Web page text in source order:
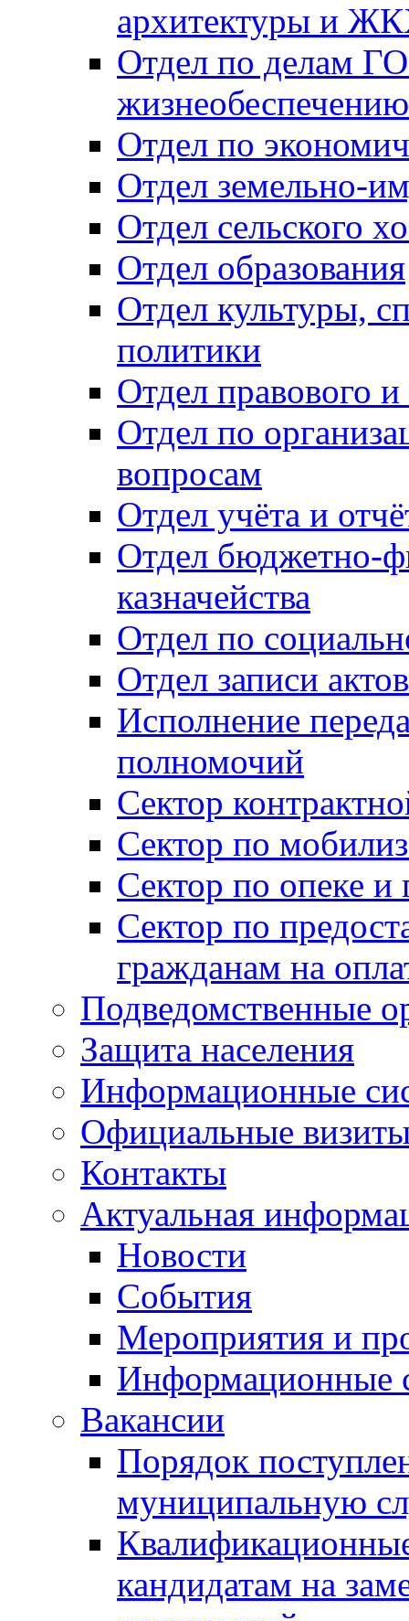
архитектуры и
Отдел по делам
Отдел по
Отдел земельно-
Отдел сельского
Отдел образования
Отдел культуры,
политики
Отдел правового
Отдел по
вопросам
Отдел учёта и
Отдел бюджетно-
казначейства
Отдел по
Отдел записи
Исполнение
полномочий
Сектор
Сектор по
Сектор по опеке и
Сектор по
гражданам на
Подведомственные
Защита населения
Информационные
Официальные
Контакты
Актуальная
Новости
События
Мероприятия и
Информационные
Вакансии
Порядок
муниципальную
кандидатам на